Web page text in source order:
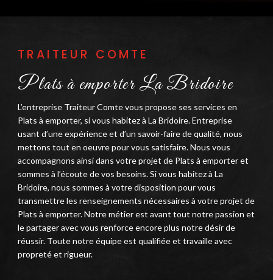
TRAITEUR COMTE
Plats à emporter La Bridoire
L’entreprise Traiteur Comte vous propose ses services en
Plats à emporter, si vous habitez à La Bridoire. Entreprise
usant d’une expérience et d’un savoir-faire de qualité, nous
mettons tout en oeuvre pour vous satisfaire. Nous vous
accompagnons ainsi dans votre projet de Plats à emporter et
sommes à l’écoute de vos besoins. Si vous habitez à La
Bridoire, nous sommes à votre disposition pour vous
transmettre les renseignements nécessaires à votre projet de
Plats à emporter. Notre métier est avant tout notre passion et
le partager avec vous renforce encore plus notre désir de
réussir. Toute notre équipe est qualifiée et travaille avec
propreté et rigueur.